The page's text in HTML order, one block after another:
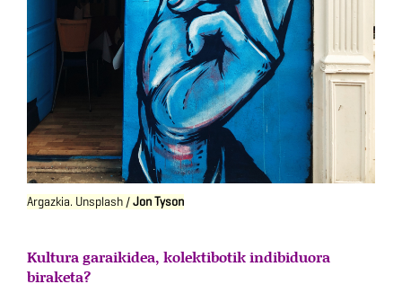
Argazkia. Unsplash /Jon Tyson
Kultura garaikidea, kolektibotik indibiduora
biraketa?